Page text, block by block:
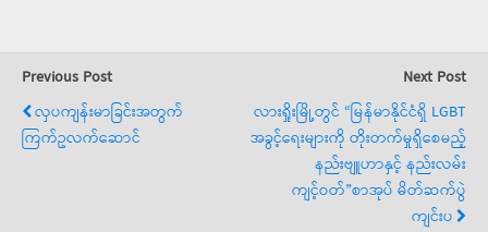
Previous Post
လှပကျန်းမာခြင်းအတွက်
ကြက်ဥလက်ဆောင်
Next Post
လားရှိုးမြို့တွင် “မြန်မာနိုင်ငံရှိ LGBT
အခွင့်ရေးများကို တိုးတက်မှုရှိစေမည့်
နည်းဗျူဟာနှင့် နည်းလမ်း
ကျင့်ဝတ်”စာအုပ် မိတ်ဆက်ပွဲ
ကျင်းပ